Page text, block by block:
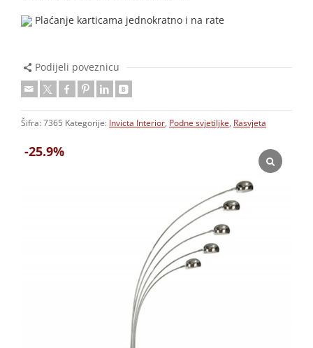
-25.9%
Plaćanje karticama jednokratno i na rate
Podijeli poveznicu
Šifra: 7365 Kategorije: Invicta Interior, Podne svjetiljke, Rasvjeta